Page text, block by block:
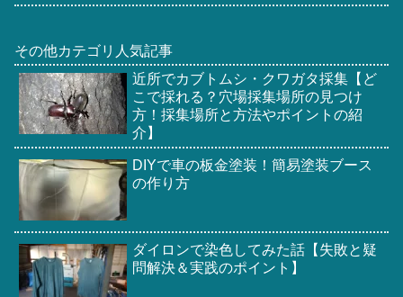
その他カテゴリ人気記事
近所でカブトムシ・クワガタ採集【ど
こで採れる？穴場採集場所の見つけ
方！採集場所と方法やポイントの紹
介】
DIYで車の板金塗装！簡易塗装ブース
の作り方
ダイロンで染色してみた話【失敗と疑
問解決＆実践のポイント】